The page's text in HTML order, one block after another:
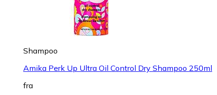
Shampoo
Amika Perk Up Ultra Oil Control Dry Shampoo 250ml
fra